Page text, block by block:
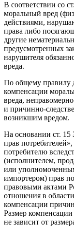
В соответствии со
моральный вред
действиями,
права либо
другие
предусмотренных
нарушителя
вреда.
По общему правилу
компенсации
вреда,
и причинно-
возникшим вредом.
На основании ст. 15
прав
потребителю
(исполнителем,
или
импортером) прав
правовыми актами
отношения в
компенсации
Размер компенсации
не зависит от